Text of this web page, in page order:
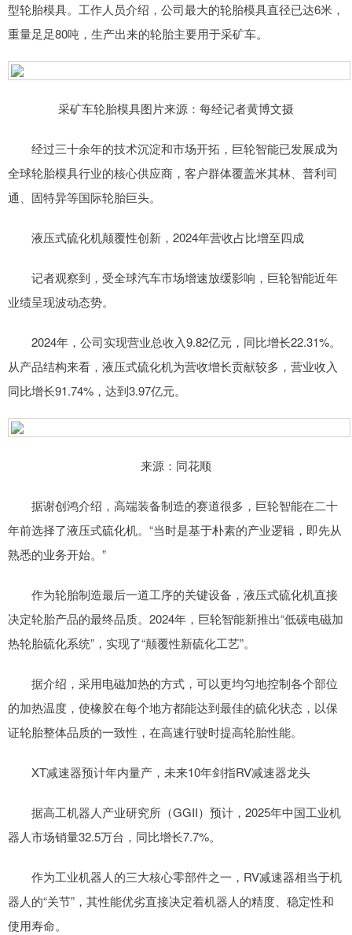
型轮胎模具。工作人员介绍，公司最大的轮胎模具直径已达6米，
重量足足80吨，生产出来的轮胎主要用于采矿车。
采矿车轮胎模具图片来源：每经记者黄博文摄
经过三十余年的技术沉淀和市场开拓，巨轮智能已发展成为
全球轮胎模具行业的核心供应商，客户群体覆盖米其林、普利司
通、固特异等国际轮胎巨头。
液压式硫化机颠覆性创新，2024年营收占比增至四成
记者观察到，受全球汽车市场增速放缓影响，巨轮智能近年
业绩呈现波动态势。
2024年，公司实现营业总收入9.82亿元，同比增长22.31%。
从产品结构来看，液压式硫化机为营收增长贡献较多，营业收入
同比增长91.74%，达到3.97亿元。
来源：同花顺
据谢创鸿介绍，高端装备制造的赛道很多，巨轮智能在二十
年前选择了液压式硫化机。“当时是基于朴素的产业逻辑，即先从
熟悉的业务开始。”
作为轮胎制造最后一道工序的关键设备，液压式硫化机直接
决定轮胎产品的最终品质。2024年，巨轮智能新推出“低碳电磁加
热轮胎硫化系统”，实现了“颠覆性新硫化工艺”。
据介绍，采用电磁加热的方式，可以更均匀地控制各个部位
的加热温度，使橡胶在每个地方都能达到最佳的硫化状态，以保
证轮胎整体品质的一致性，在高速行驶时提高轮胎性能。
XT减速器预计年内量产，未来10年剑指RV减速器龙头
据高工机器人产业研究所（GGII）预计，2025年中国工业机
器人市场销量32.5万台，同比增长7.7%。
作为工业机器人的三大核心零部件之一，RV减速器相当于机
器人的“关节”，其性能优劣直接决定着机器人的精度、稳定性和
使用寿命。